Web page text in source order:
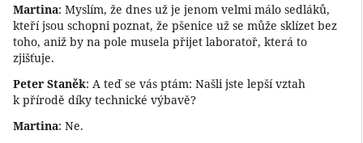
Martina: Myslím, že dnes už je jenom velmi málo sedláků,
kteří jsou schopni poznat, že pšenice už se může sklízet bez
toho, aniž by na pole musela přijet laboratoř, která to
zjišťuje.
Peter Staněk: A teď se vás ptám: Našli jste lepší vztah
k přírodě díky technické výbavě?
Martina: Ne.